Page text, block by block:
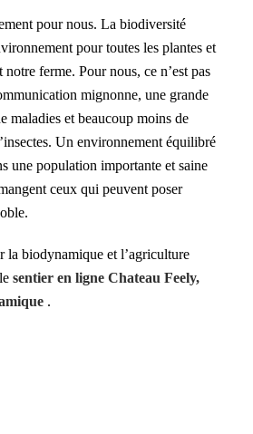
pour nous. La biodiversité
pour toutes les plantes et
notre ferme. Pour nous, ce n’est pas
mignonne, une grande
maladies et beaucoup moins de
Un environnement équilibré
une population importante et saine
ceux qui peuvent poser
la biodynamique et l’agriculture
sentier en ligne Chateau Feely,
.